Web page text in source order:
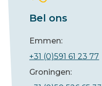
Bel ons
Emmen:
+31 (0)591 61 23 77
Groningen: